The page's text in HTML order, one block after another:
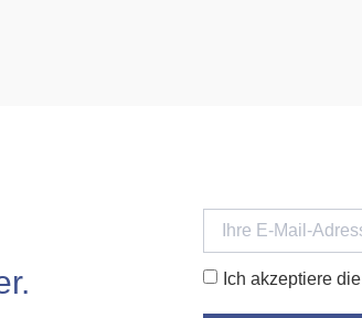
Ich akzeptiere die